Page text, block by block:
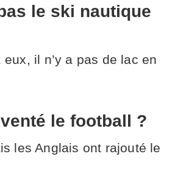
le ski nautique
il n’y a pas de lac en
le football ?
les Anglais ont rajouté le